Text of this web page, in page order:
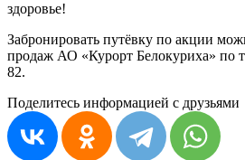
здоровье!
Забронировать путёвку по акции
продаж АО «Курорт Белокуриха» по
82.
Поделитесь информацией с друзьями